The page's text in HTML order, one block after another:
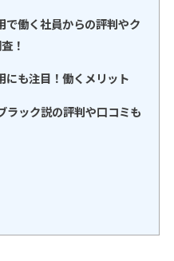
で働く社員からの評判やク
！
にも注目！働くメリット
ラック説の評判や口コミも